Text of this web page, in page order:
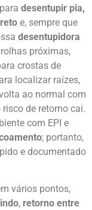
para desentupir pia,
e, sempre que
desentupidora
próximas,
crostas de
localizar raízes,
ao normal com
de retorno cai.
com EPI e
; portanto,
e documentado
vários pontos,
, retorno entre